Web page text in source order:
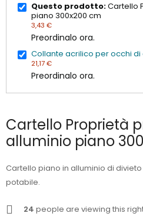
Questo prodotto:Cartello
piano 300x200 cm
3,43 €
Preordinalo ora.
Collante acrilico per occhi
21,17 €
Preordinalo ora.
Cartello Proprietà
alluminio piano
Cartello piano in alluminio di
potabile.
24 people are viewing this